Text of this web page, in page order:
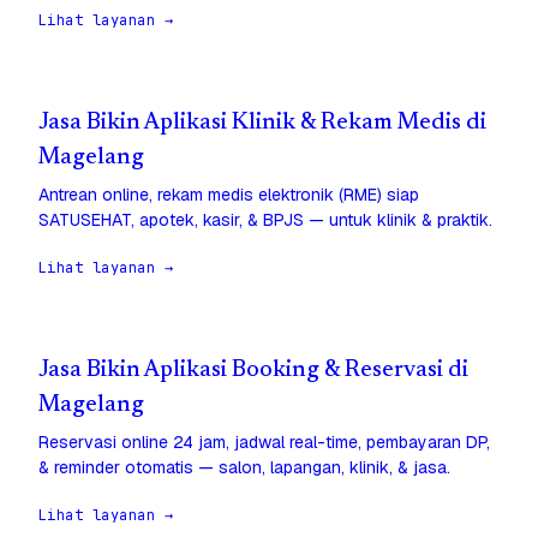
Lihat layanan →
Jasa Bikin Aplikasi Klinik & Rekam Medis di
Magelang
Antrean online, rekam medis elektronik (RME) siap
SATUSEHAT, apotek, kasir, & BPJS — untuk klinik & praktik.
Lihat layanan →
Jasa Bikin Aplikasi Booking & Reservasi di
Magelang
Reservasi online 24 jam, jadwal real-time, pembayaran DP,
& reminder otomatis — salon, lapangan, klinik, & jasa.
Lihat layanan →